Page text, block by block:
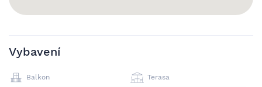
Vybavení
Balkon Terasa